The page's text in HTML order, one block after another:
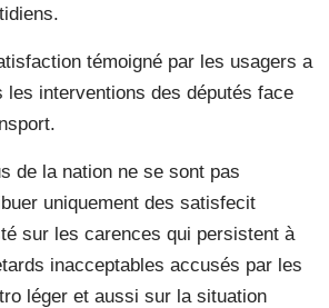
témoigné par les usagers a
les interventions des députés face
de la nation ne se sont pas
uniquement des satisfecit
sur les carences qui persistent à
inacceptables accusés par les
léger et aussi sur la situation